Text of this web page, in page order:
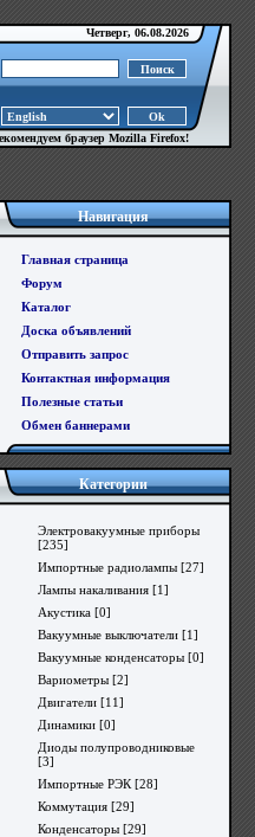
Четверг, 06.08.2026
браузер Mozilla Firefox!
Навигация
Главная страница
Форум
Каталог
Доска объявлений
Отправить запрос
Контактная информация
Полезные статьи
Обмен баннерами
Категории
Электровакуумные приборы
[235]
Импортные радиолампы [27]
Лампы накаливания [1]
Акустика [0]
Вакуумные выключатели [1]
Вакуумные конденсаторы [0]
Вариометры [2]
Двигатели [11]
Динамики [0]
Диоды полупроводниковые
[3]
Импортные РЭК [28]
Коммутация [29]
Конденсаторы [29]